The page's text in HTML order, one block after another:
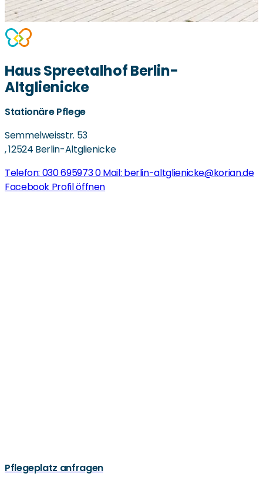
Haus Spreetalhof Berlin-
Altglienicke
Stationäre Pflege
Semmelweisstr. 53
,12524 Berlin-Altglienicke
Telefon: 030 695973 0Mail: berlin-altglienicke@korian.de
Facebook Profil öffnen
Pflegeplatz anfragen